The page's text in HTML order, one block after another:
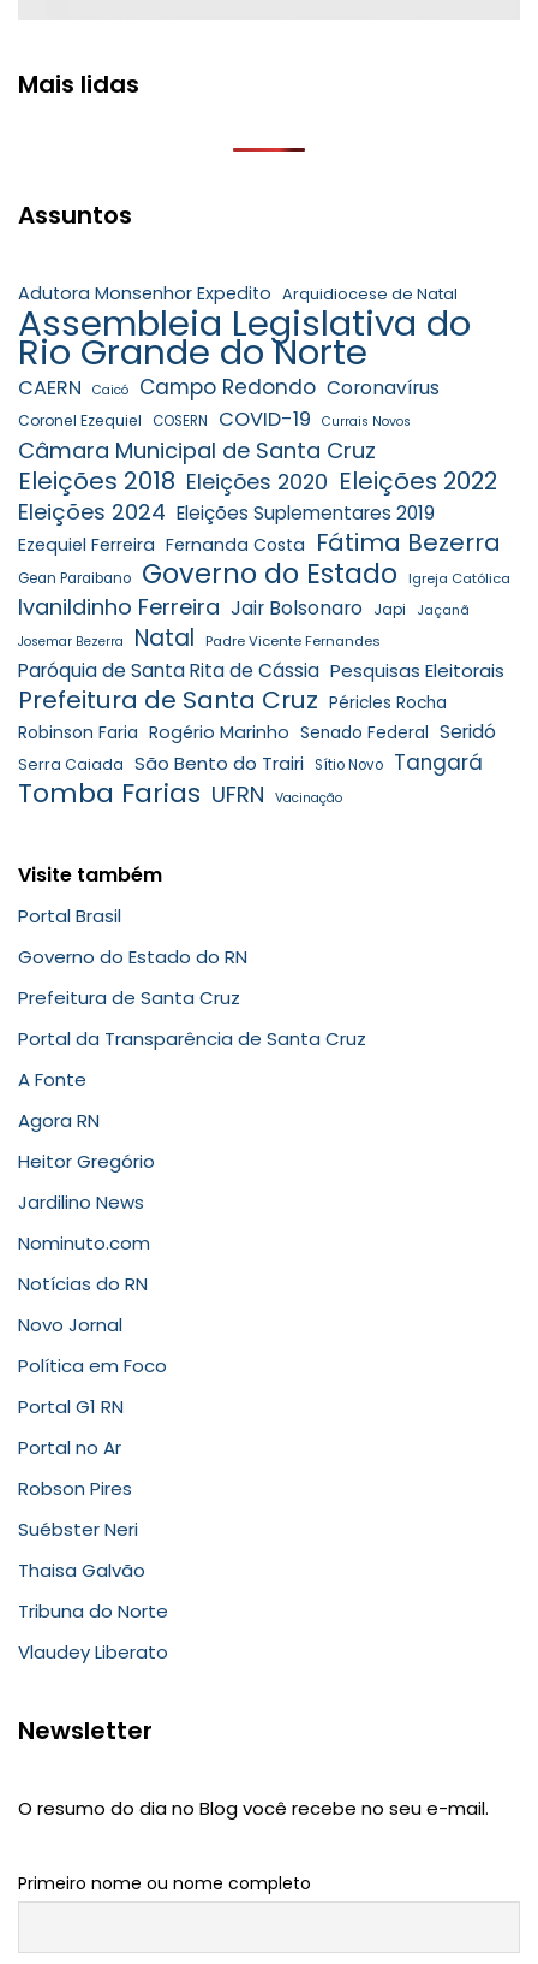
Mais lidas
Assuntos
Adutora Monsenhor Expedito Arquidiocese de Natal
Assembleia Legislativa do
Rio Grande do Norte
CAERN Caicó Campo Redondo Coronavírus
Coronel Ezequiel COSERN COVID-19 Currais Novos
Câmara Municipal de Santa Cruz
Eleições 2018 Eleições 2020 Eleições 2022
Eleições 2024 Eleições Suplementares 2019
Ezequiel Ferreira Fernanda Costa Fátima Bezerra
Gean Paraibano Governo do Estado Igreja Católica
Ivanildinho Ferreira Jair Bolsonaro Japi Jaçanã
Josemar Bezerra Natal Padre Vicente Fernandes
Paróquia de Santa Rita de Cássia Pesquisas Eleitorais
Prefeitura de Santa Cruz Péricles Rocha
Robinson Faria Rogério Marinho Senado Federal Seridó
Serra Caiada São Bento do Trairi Sítio Novo Tangará
Tomba Farias UFRN Vacinação
Visite também
Portal Brasil
Governo do Estado do RN
Prefeitura de Santa Cruz
Portal da Transparência de Santa Cruz
A Fonte
Agora RN
Heitor Gregório
Jardilino News
Nominuto.com
Notícias do RN
Novo Jornal
Política em Foco
Portal G1 RN
Portal no Ar
Robson Pires
Suébster Neri
Thaisa Galvão
Tribuna do Norte
Vlaudey Liberato
Newsletter
O resumo do dia no Blog você recebe no seu e-mail.
Primeiro nome ou nome completo